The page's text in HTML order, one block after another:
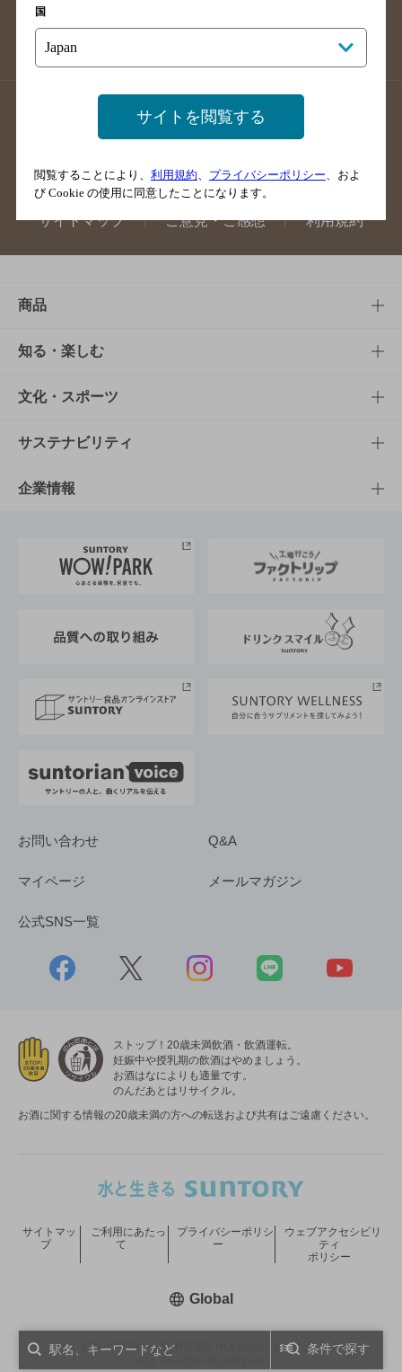
店舗登録方法のご案内
店舗情報更新方法のご案内
掲載店舗様ログイン
サイトマップ ご意見・ご感想 利用規約
条件で探す
商品
商品TOP
商品一覧
商品発売情報
栄養成分一覧
知る・楽しむ
知る・楽しむTOP
キャンペーン
工場見学
地域情報
文化・スポーツ
文化・スポーツTOP
サントリーホール
サントリーサンバーズ大阪
サステナビリティ
サステナビリティTOP
サントリーが考えるサステナビリティ経営
企業情報
企業概要
採用情報
お問い合わせ Q&A
マイページ メールマガジン
公式SNS一覧
ストップ！20歳未満飲酒・飲酒運転。
妊娠中や授乳期の飲酒はやめましょう。
お酒はなによりも適量です。
のんだあとはリサイクル。
お酒に関する情報の20歳未満の方への転送および共有はご遠慮ください。
COPYRIGHT © SUNTORY HOLDINGS LIMITED.
サイトマッ
プ
ご利用にあたっ
て
プライバシーポリシ
ー
ウェブアクセシビリ
ティ
ポリシー
Global新しいウィンドウで開く
国
サイトを閲覧する
閲覧することにより、 利用規約 プライバシーポリシー 、およ
び Cookie の使用に同意したことになります。